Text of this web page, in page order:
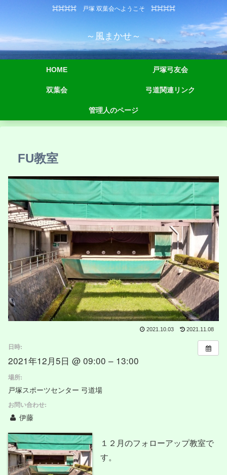
⌘⌘⌘⌘ 戸塚 双葉会へようこそ ⌘⌘⌘⌘
～風まかせ～
HOME 戸塚弓友会
双葉会 弓道関連リンク
管理人のページ
FU教室
2021.10.03 2021.11.08
日時:
2021年12月5日 @ 09:00 – 13:00
場所:
戸塚スポーツセンター 弓道場
お問い合わせ:
伊藤
１２月のフォローアップ教室で
す。